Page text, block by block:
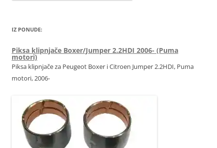
IZ PONUDE:
Piksa klipnjače Boxer/Jumper 2.2HDI 2006- (Puma
motori)
Piksa klipnjače za Peugeot Boxer i Citroen Jumper 2.2HDI, Puma
motori, 2006-